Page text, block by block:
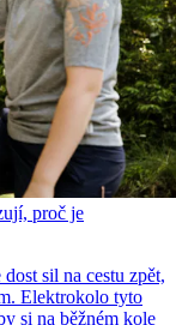
proč je
sil na cestu zpět,
Elektrokolo tyto
si na běžném kole